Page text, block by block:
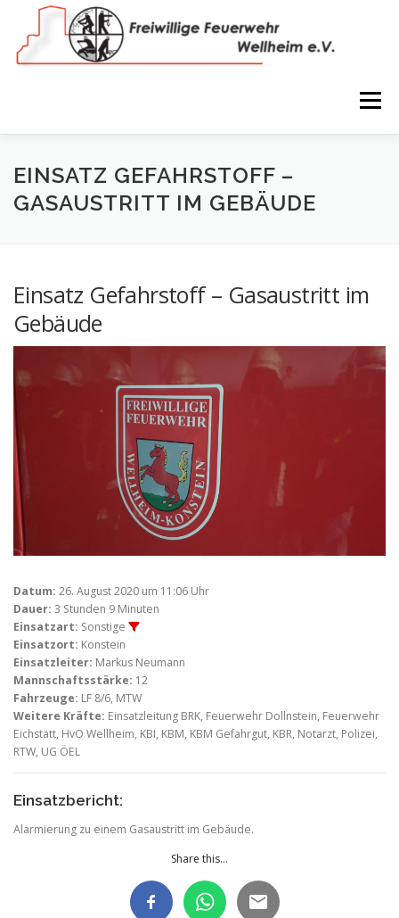
springen
Menü
NEWS VEREIN 150 JAHRE FEUERWEHR
COOKIE-RICHTLINIE (EU)
EINSATZ GEFAHRSTOFF –
GASAUSTRITT IM GEBÄUDE
Einsatz Gefahrstoff – Gasaustritt im
Gebäude
Datum: 26. August 2020 um 11:06 Uhr
Dauer: 3 Stunden 9 Minuten
Einsatzart: Sonstige
Einsatzort: Konstein
Einsatzleiter: Markus Neumann
Mannschaftsstärke: 12
Fahrzeuge: LF 8/6, MTW
Weitere Kräfte: Einsatzleitung BRK, Feuerwehr Dollnstein, Feuerwehr
Eichstätt, HvO Wellheim, KBI, KBM, KBM Gefahrgut, KBR, Notarzt, Polizei,
RTW, UG ÖEL
Einsatzbericht:
Alarmierung zu einem Gasaustritt im Gebäude.
Share this...